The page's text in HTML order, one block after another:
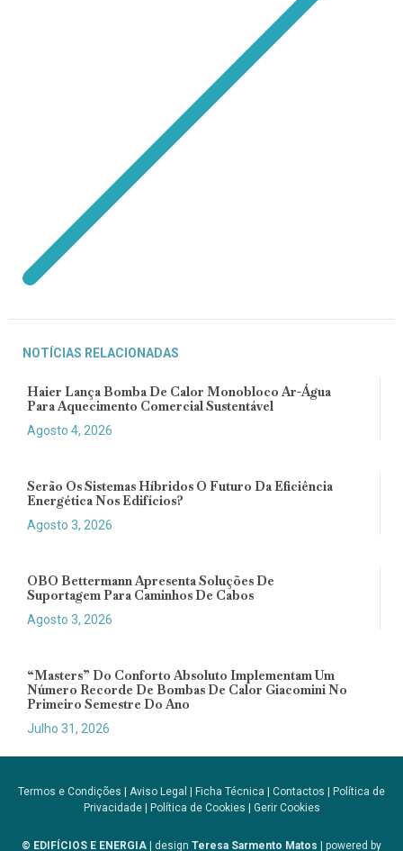
NOTÍCIAS RELACIONADAS
Haier Lança Bomba De Calor Monobloco Ar-Água
Para Aquecimento Comercial Sustentável
Agosto 4, 2026
Serão Os Sistemas Híbridos O Futuro Da Eficiência
Energética Nos Edifícios?
Agosto 3, 2026
OBO Bettermann Apresenta Soluções De
Suportagem Para Caminhos De Cabos
Agosto 3, 2026
“Masters” Do Conforto Absoluto Implementam Um
Número Recorde De Bombas De Calor Giacomini No
Primeiro Semestre Do Ano
Julho 31, 2026
Termos e Condições Aviso Legal Ficha Técnica Contactos
Política de
Privacidade| Política de Cookies Gerir Cookies
© EDIFÍCIOS E ENERGIA | design Teresa Sarmento Matos | powered by